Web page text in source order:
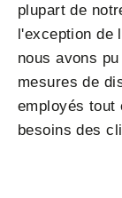
plupart de
l'exception de
nous avons
mesures de
employés tout
besoins des